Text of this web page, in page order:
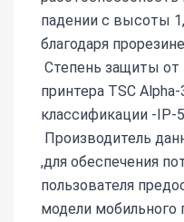
падении с высоты
благодаря
Степень защиты
принтера TSC
классификации -IP-
Производитель
,для обеспечения
пользователя
модели мобильного